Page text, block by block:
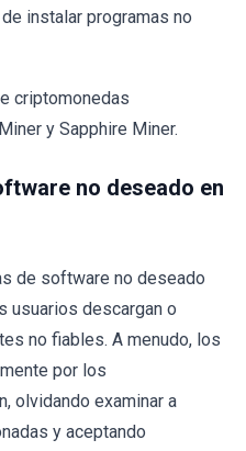
instalar programas no
criptomonedas
y Sapphire Miner.
no deseado en
de software no deseado
usuarios descargan o
no fiables. A menudo, los
por los
olvidando examinar a
y aceptando